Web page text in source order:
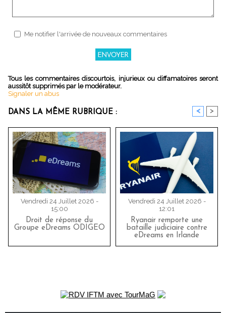
Me notifier l'arrivée de nouveaux commentaires
Tous les commentaires discourtois, injurieux ou diffamatoires seront
aussitôt supprimés par le modérateur.
Signaler un abus
DANS LA MÊME RUBRIQUE : < >
Vendredi 24 Juillet 2026 -
15:00
Droit de réponse du
Groupe eDreams ODIGEO
Vendredi 24 Juillet 2026 -
12:01
Ryanair remporte une
bataille judiciaire contre
eDreams en Irlande